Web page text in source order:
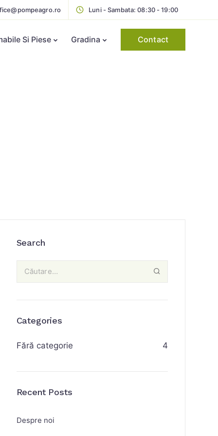
Luni - Sambata: 08:30 - 19:00
Si Piese Gradina Contact
Search
Categories
Fără categorie 4
Recent Posts
Despre noi